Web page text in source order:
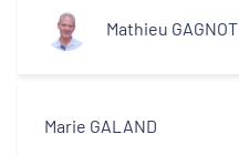
Mathieu GAGNOT
Marie GALAND